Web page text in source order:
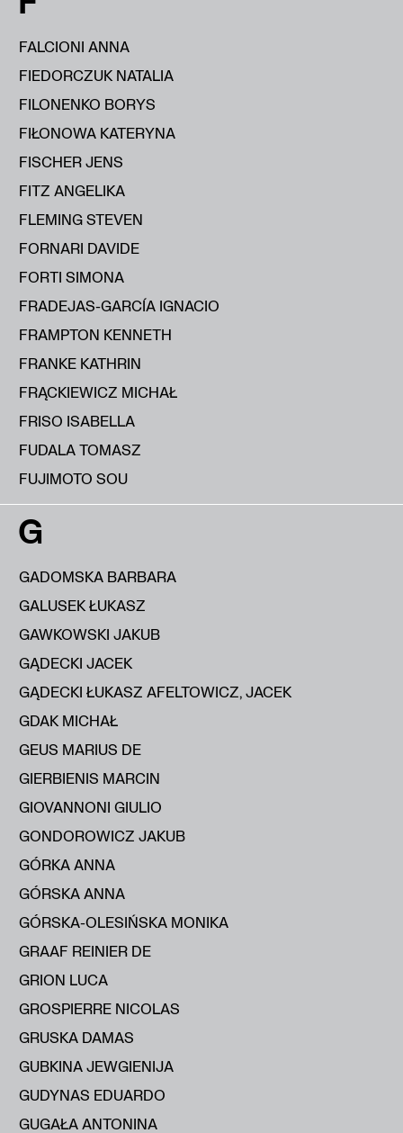
FALCIONI ANNA
FIEDORCZUK NATALIA
FILONENKO BORYS
FIŁONOWA KATERYNA
FISCHER JENS
FITZ ANGELIKA
FLEMING STEVEN
FORNARI DAVIDE
FORTI SIMONA
FRADEJAS-GARCÍA IGNACIO
FRAMPTON KENNETH
FRANKE KATHRIN
FRĄCKIEWICZ MICHAŁ
FRISO ISABELLA
FUDALA TOMASZ
FUJIMOTO SOU
G
GADOMSKA BARBARA
GALUSEK ŁUKASZ
GAWKOWSKI JAKUB
GĄDECKI JACEK
GĄDECKI ŁUKASZ AFELTOWICZ, JACEK
GDAK MICHAŁ
GEUS MARIUS DE
GIERBIENIS MARCIN
GIOVANNONI GIULIO
GONDOROWICZ JAKUB
GÓRKA ANNA
GÓRSKA ANNA
GÓRSKA-OLESIŃSKA MONIKA
GRAAF REINIER DE
GRION LUCA
GROSPIERRE NICOLAS
GRUSKA DAMAS
GUBKINA JEWGIENIJA
GUDYNAS EDUARDO
GUGAŁA ANTONINA